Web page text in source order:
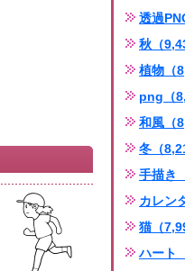
透過
秋（
植物（
png（
和風（
冬（
手描き
カレン
猫（
ハート